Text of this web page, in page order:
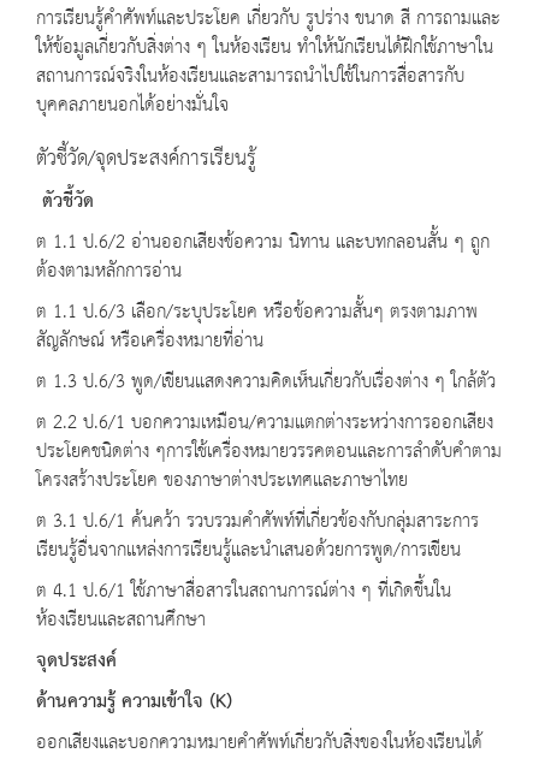
การเรียนรู้คำศัพท์และประโยค เกี่ยวกับ รูปร่าง ขนาด สี การถามและ
ให้ข้อมูลเกี่ยวกับสิ่งต่าง ๆ ในห้องเรียน ทำให้นักเรียนได้ฝึกใช้ภาษาใน
สถานการณ์จริงในห้องเรียนและสามารถนำไปใช้ในการสื่อสารกับ
บุคคลภายนอกได้อย่างมั่นใจ
ตัวชี้วัด/จุดประสงค์การเรียนรู้
ตัวชี้วัด
ต 1.1 ป.6/2 อ่านออกเสียงข้อความ นิทาน และบทกลอนสั้น ๆ ถูก
ต้องตามหลักการอ่าน
ต 1.1 ป.6/3 เลือก/ระบุประโยค หรือข้อความสั้นๆ ตรงตามภาพ
สัญลักษณ์ หรือเครื่องหมายที่อ่าน
ต 1.3 ป.6/3 พูด/เขียนแสดงความคิดเห็นเกี่ยวกับเรื่องต่าง ๆ ใกล้ตัว
ต 2.2 ป.6/1 บอกความเหมือน/ความแตกต่างระหว่างการออกเสียง
ประโยคชนิดต่าง ๆการใช้เครื่องหมายวรรคตอนและการลำดับคำตาม
โครงสร้างประโยค ของภาษาต่างประเทศและภาษาไทย
ต 3.1 ป.6/1 ค้นคว้า รวบรวมคำศัพท์ที่เกี่ยวข้องกับกลุ่มสาระการ
เรียนรู้อื่นจากแหล่งการเรียนรู้และนำเสนอด้วยการพูด/การเขียน
ต 4.1 ป.6/1 ใช้ภาษาสื่อสารในสถานการณ์ต่าง ๆ ที่เกิดขึ้นใน
ห้องเรียนและสถานศึกษา
จุดประสงค์
ด้านความรู้ ความเข้าใจ (K)
ออกเสียงและบอกความหมายคำศัพท์เกี่ยวกับสิ่งของในห้องเรียนได้